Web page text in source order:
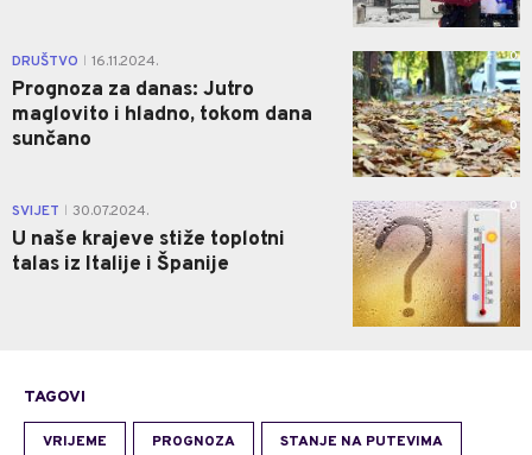
DRUŠTVO 16.11.2024.
Prognoza za danas: Jutro
maglovito i hladno, tokom dana
sunčano
0
SVIJET 30.07.2024.
U naše krajeve stiže toplotni
talas iz Italije i Španije
0
TAGOVI
VRIJEME PROGNOZA STANJE NA PUTEVIMA